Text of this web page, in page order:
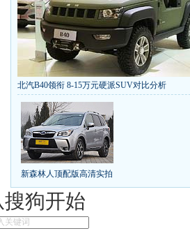
北汽B40领衔 8-15万元硬派SUV对比分析
丰田推八款低价新车 全新RAV4海外售
第九代雅阁/本田新小SUV
凯越已跌至8折甩卖 6款合资自主车是真的低价
给中国人争气的热销SUV 全新马自达6：海外
10万元新车叫板合资 15万买车谁好
长城2013年新SUV规划曝光
全新胜达23日上市 秒杀日系的SUV
大众6万
最高法解释：醉驾毒驾发生交通事故 交强险应
新森林人顶配版高清实拍
搜狗开始